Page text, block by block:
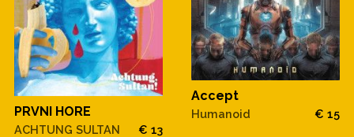
PRVNI HORE
ACHTUNG SULTAN € 13
Accept
Humanoid € 15